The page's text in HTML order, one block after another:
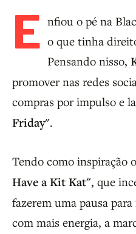
E nfiou o pé na
o que tinha
Pensando nisso,
promover nas redes
compras por impulso e
Friday".
Tendo como inspiração
Have a Kit Kat", que
fazerem uma pausa
com mais energia, a